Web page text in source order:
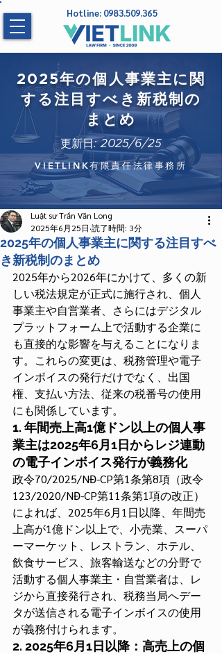
Hotline: 0983.509.365
2025年の個人事業主に関
する注目すべき新税制の
まとめ
更新日: 2025/6/25
VIETLINK有限責任法律事務所
2025年の個人事業主に関する注目すべ
き新税制のまとめ
Luật sư Trần Văn Long
2025年6月25日 読了時間: 3分
2025年から2026年にかけて、多くの新
しい税法規定が正式に施行され、個人
事業主や自営業者、さらにはデジタル
プラットフォーム上で活動する企業に
も直接的な影響を与えることになりま
す。これらの変更は、税務管理や電子
インボイスの発行だけでなく、出国
権、支払い方法、従来の税番号の使用
にも関係しています。
1. 年間売上高1億ドン以上の個人事
業主は2025年6月1日からレジ連動
の電子インボイス発行が義務化
政令70/2025/NĐ-CP第1条第8項（政令
123/2020/NĐ-CP第11条第1項の改正）
によれば、2025年6月1日以降、年間売
上高が1億ドン以上で、小売業、スーパ
ーマーケット、レストラン、ホテル、
飲食サービス、旅客輸送などの分野で
活動する個人事業主・自営業者は、レ
ジから直接発行され、税務当局へデー
タが送信される電子インボイスの使用
が義務付けられます。
2. 2025年6月1日以降：高売上の個